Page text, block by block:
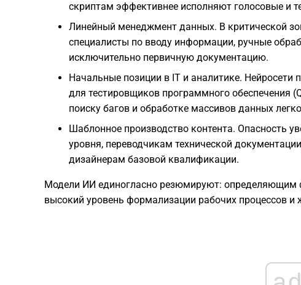
скриптам эффективнее исполняют голосовые и
Линейный менеджмент данных. В критической
специалисты по вводу информации, ручные
исключительно первичную документацию.
Начальные позиции в IT и аналитике. Нейросети
для тестировщиков программного обеспечения
поиску багов и обработке массивов данных
Шаблонное производство контента. Опасность
уровня, переводчикам технической
дизайнерам базовой квалификации.
Модели ИИ единогласно резюмируют: определяющим
высокий уровень формализации рабочих процессов и